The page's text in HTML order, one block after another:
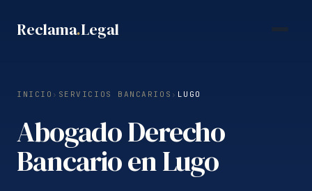
Reclama.Legal
INICIO › SERVICIOS BANCARIOS › LUGO
Abogado Derecho
Bancario en Lugo